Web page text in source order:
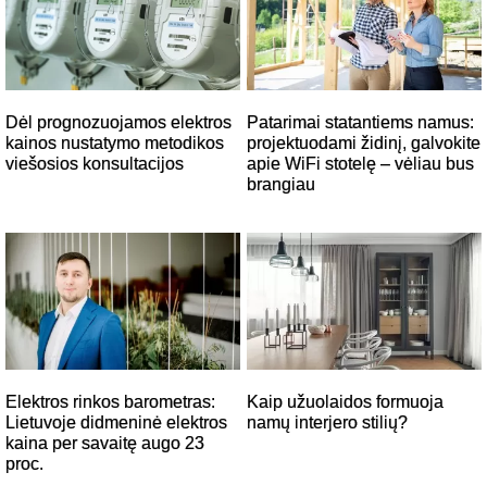
Dėl prognozuojamos elektros
kainos nustatymo metodikos
viešosios konsultacijos
Patarimai statantiems namus:
projektuodami židinį, galvokite
apie WiFi stotelę – vėliau bus
brangiau
Elektros rinkos barometras:
Lietuvoje didmeninė elektros
kaina per savaitę augo 23
proc.
Kaip užuolaidos formuoja
namų interjero stilių?